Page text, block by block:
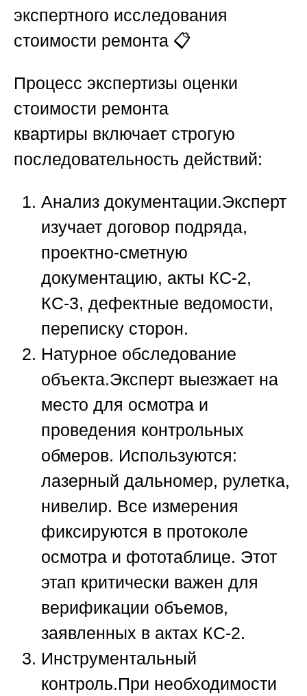
экспертного исследования
стоимости ремонта 📋
Процесс экспертизы оценки
стоимости ремонта
квартиры включает строгую
последовательность действий:
Анализ документации.Эксперт
изучает договор подряда,
проектно-сметную
документацию, акты КС-2,
КС-3, дефектные ведомости,
переписку сторон.
Натурное обследование
объекта.Эксперт выезжает на
место для осмотра и
проведения контрольных
обмеров. Используются:
лазерный дальномер, рулетка,
нивелир. Все измерения
фиксируются в протоколе
осмотра и фототаблице. Этот
этап критически важен для
верификации объемов,
заявленных в актах КС-2.
Инструментальный
контроль.При необходимости